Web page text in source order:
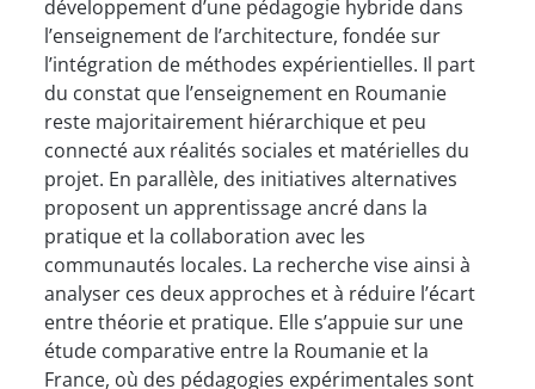
développement d’une pédagogie hybride dans
l’enseignement de l’architecture, fondée sur
l’intégration de méthodes expérientielles. Il part
du constat que l’enseignement en Roumanie
reste majoritairement hiérarchique et peu
connecté aux réalités sociales et matérielles du
projet. En parallèle, des initiatives alternatives
proposent un apprentissage ancré dans la
pratique et la collaboration avec les
communautés locales. La recherche vise ainsi à
analyser ces deux approches et à réduire l’écart
entre théorie et pratique. Elle s’appuie sur une
étude comparative entre la Roumanie et la
France, où des pédagogies expérimentales sont